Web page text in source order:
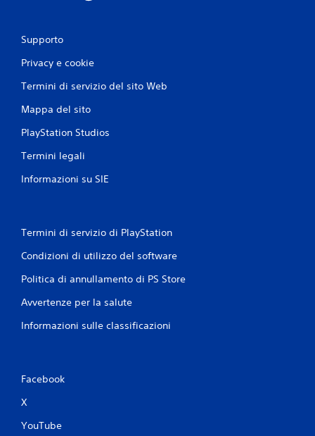
Supporto
Privacy e cookie
Termini di servizio del sito Web
Mappa del sito
PlayStation Studios
Termini legali
Informazioni su SIE
Termini di servizio di PlayStation
Condizioni di utilizzo del software
Politica di annullamento di PS Store
Avvertenze per la salute
Informazioni sulle classificazioni
Facebook
X
YouTube